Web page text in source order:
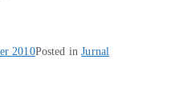
2010Posted inJurnal